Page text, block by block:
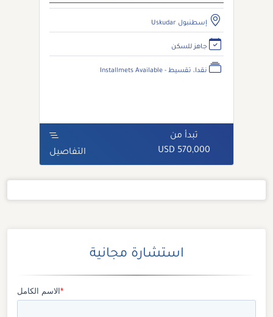
إسطنبول Uskudar
جاهز للسكن
نقدا، تقسيط - Installmets Available
تبدأ من
570,000 USD
التفاصيل
استشارة مجانية